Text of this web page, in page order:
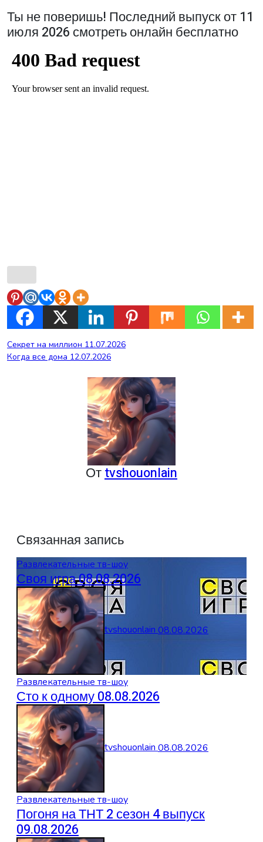
Ты не поверишь! Последний выпуск от 11
июля 2026 смотреть онлайн бесплатно
Навигация
по
Секрет на миллион 11.07.2026
Когда все дома 12.07.2026
Отtvshouonlain
Связанная запись
Развлекательные тв-шоу
Своя игра 08.08.2026
tvshouonlain08.08.2026
Развлекательные тв-шоу
Сто к одному 08.08.2026
tvshouonlain08.08.2026
Развлекательные тв-шоу
Погоня на ТНТ 2 сезон 4 выпуск
09.08.2026